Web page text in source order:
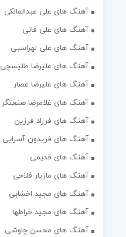
آهنگ های علی عبدالمالکی
آهنگ های علی فانی
آهنگ های علی لهراسبی
آهنگ های علیرضا طلیسچی
آهنگ های علیرضا عصار
آهنگ های غلامرضا صنعتگر
آهنگ های فرزاد فرزین
آهنگ های فریدون آسرایی
آهنگ های قدیمی
آهنگ های مازیار فلاحی
آهنگ های مجید اخشابی
آهنگ های مجید خراطها
آهنگ های محسن چاوشی